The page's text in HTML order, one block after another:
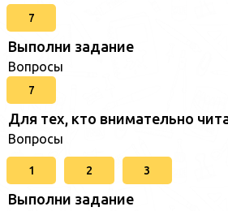
7
Выполни задание
Вопросы
7
Для тех, кто внимательно
Вопросы
1 2 3
Выполни задание